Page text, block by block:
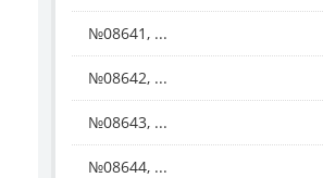
№08641, ...
№08642, ...
№08643, ...
№08644, ...